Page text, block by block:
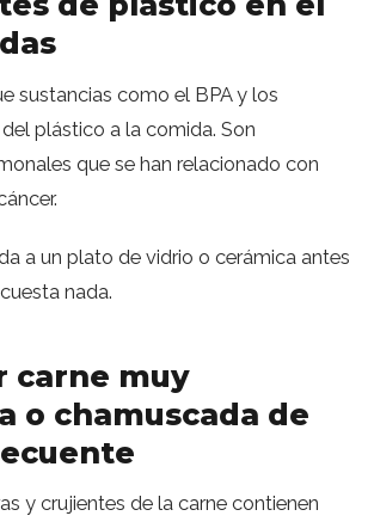
sustancias como el BPA y los
plástico a la comida. Son
que se han relacionado con
a un plato de vidrio o cerámica antes
nada.
carne muy
o chamuscada de
y crujientes de la carne contienen